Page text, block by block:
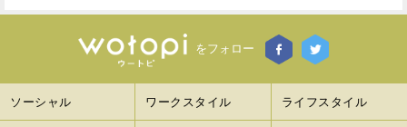
をフォロー
ソーシャル ワークスタイル ライフスタイル